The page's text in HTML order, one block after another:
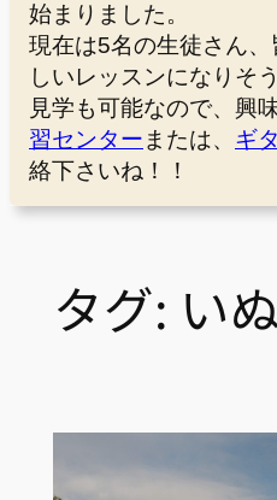
始まりました。
現在は5名の生徒さん
しいレッスンになりそ
見学も可能なので、興
習センター または、 ギ
絡下さいね！！
タグ: いぬ